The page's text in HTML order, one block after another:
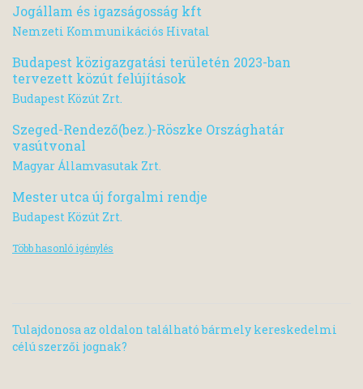
Jogállam és igazságosság kft
Nemzeti Kommunikációs Hivatal
Budapest közigazgatási területén 2023-ban
tervezett közút felújítások
Budapest Közút Zrt.
Szeged-Rendező(bez.)-Röszke Országhatár
vasútvonal
Magyar Államvasutak Zrt.
Mester utca új forgalmi rendje
Budapest Közút Zrt.
Több hasonló igénylés
Tulajdonosa az oldalon található bármely kereskedelmi
célú szerzői jognak?